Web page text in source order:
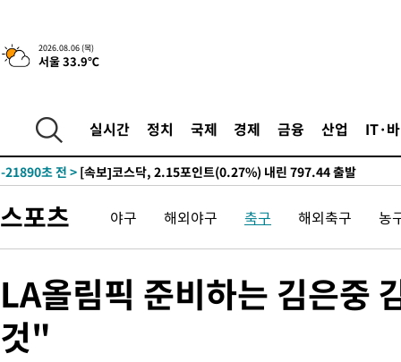
2026.08.06 (목)
서울 33.9℃
실시간 정치 국제 경제 금융 산업 IT·
색
-26697초 전 >[속보]산업장관 "美무역법 제301조 과잉생산 결과 발표 8월
상-26490초 전 >[속보]코스피 매도사이드카 발동…4%대 급락
-23323초 전 >
서울 열대야 15일째 지속…비공식 '초열대야' 30도 넘어
-21890초 전 >
-21873초 전 > [속보]코스피, 119.51포인트(1.81%) 내린 6478.75 개장
-18271초 전 >
서울 낮 39도 '폭염중대경보'…40도 관측 가능성도
-15633초 전 >미 워싱턴주 스포캔 시의 통제불능 3개 산불, 방화선 일부 구축
우 0.49%↑
-6161초 전 >[속보] 이란 대통령 "지금 최고지도자와 소통하기가 매우 어려
임 3년 인터뷰
2시간 전 >
-32135초 전 >
스포츠 야구 해외야구 축구 해외축구 농
LA올림픽 준비하는 김은중
것"